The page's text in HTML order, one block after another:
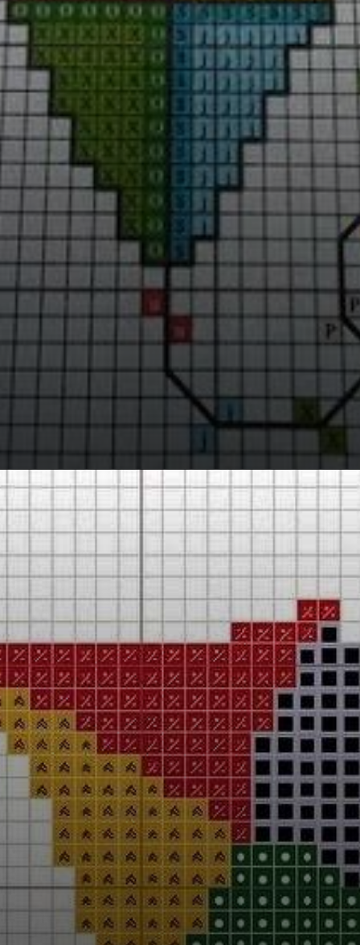
Opening https://bordadosdalea.com.br/pipas-em-ponto-cruz-belos-graficos-para-se-inspirar/